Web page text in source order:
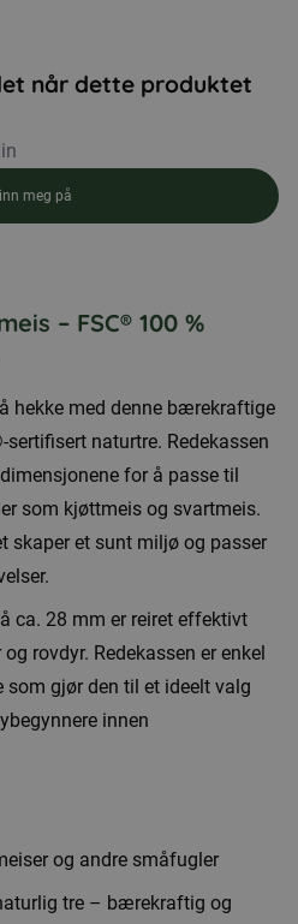
når dette produktet
meg på
– FSC® 100 %
hekke med denne bærekraftige
naturtre. Redekassen
for å passe til
som kjøttmeis og svartmeis.
skaper et sunt miljø og passer
ca. 28 mm er reiret effektivt
rovdyr. Redekassen er enkel
som gjør den til et ideelt valg
innen
og andre småfugler
tre – bærekraftig og